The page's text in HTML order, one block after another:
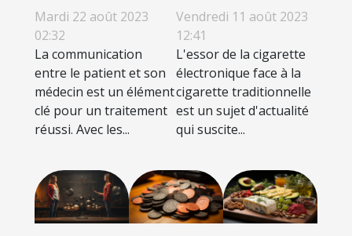
patient-médecin
grâce à la
téléconsultation
Mardi 22 août 2023
02:32
La communication
entre le patient et son
médecin est un élément
clé pour un traitement
réussi. Avec les...
électronique à une
cigarette
traditionnelle ?
Vendredi 11 août 2023
12:41
L'essor de la cigarette
électronique face à la
cigarette traditionnelle
est un sujet d'actualité
qui suscite...